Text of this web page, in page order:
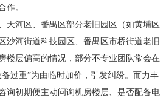
作。
天河区、番禺区部分老旧园区（如黄埔区
沙河街道科技园区、番禺区市桥街道老旧
楼层偏高的情况，部分不专业团队常会在
过重”为由临时加价，引发纠纷。而力丰
询初期便主动问询机房楼层、是否配备电